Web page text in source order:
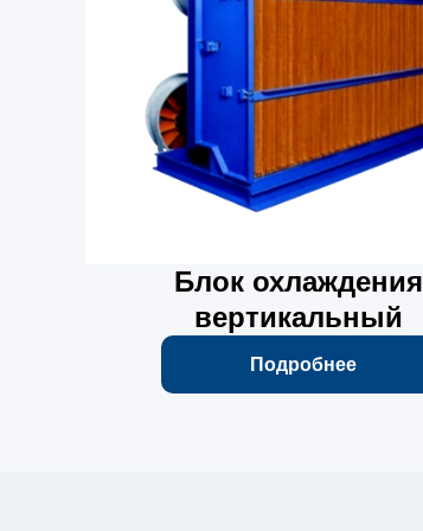
Блок охлаждения
вертикальный
Подробнее